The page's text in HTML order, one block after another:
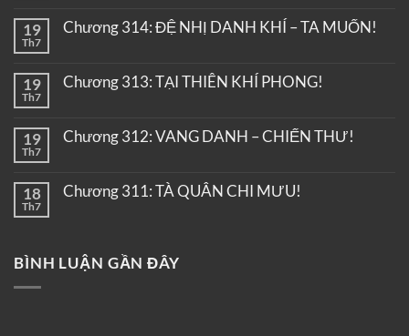
19
Th7
Chương 314: ĐỆ NHỊ DANH KHÍ – TA MUỐN!
19
Th7
Chương 313: TẠI THIÊN KHÍ PHONG!
19
Th7
Chương 312: VANG DANH – CHIẾN THƯ!
18
Th7
Chương 311: TÀ QUÂN CHI MƯU!
BÌNH LUẬN GẦN ĐÂY